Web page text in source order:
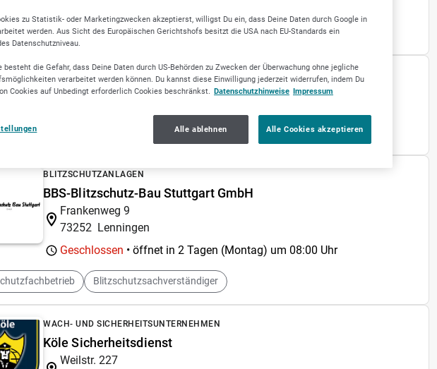
sichern Baustellen sichern
SICHERHEITSTECHNIK
Munz Sicherheitstechnik
BLITZSCHUTZANLAGEN
BBS-Blitzschutz-Bau Stuttgart GmbH
Frankenweg 9
73252 Lenningen
Geschlossen • öffnet in 2 Tagen (Montag) um 08:00 Uhr
Blitzschutzsachverständiger
WACH- UND SICHERHEITSUNTERNEHMEN
Köle Sicherheitsdienst
Weilstr. 227
zu Statistik- oder Marketingzwecken akzeptierst, willigst Du ein, dass Deine Daten durch Google in
werden. Aus Sicht des Europäischen Gerichtshofs besitzt die USA nach EU-Standards ein
Datenschutzniveau.
besteht die Gefahr, dass Deine Daten durch US-Behörden zu Zwecken der Überwachung ohne jegliche
verarbeitet werden können. Du kannst diese Einwilligung jederzeit widerrufen, indem Du
Cookies auf Unbedingt erforderlich Cookies beschränkst. Datenschutzhinweise Impressum
Alle ablehnen Alle Cookies akzeptieren